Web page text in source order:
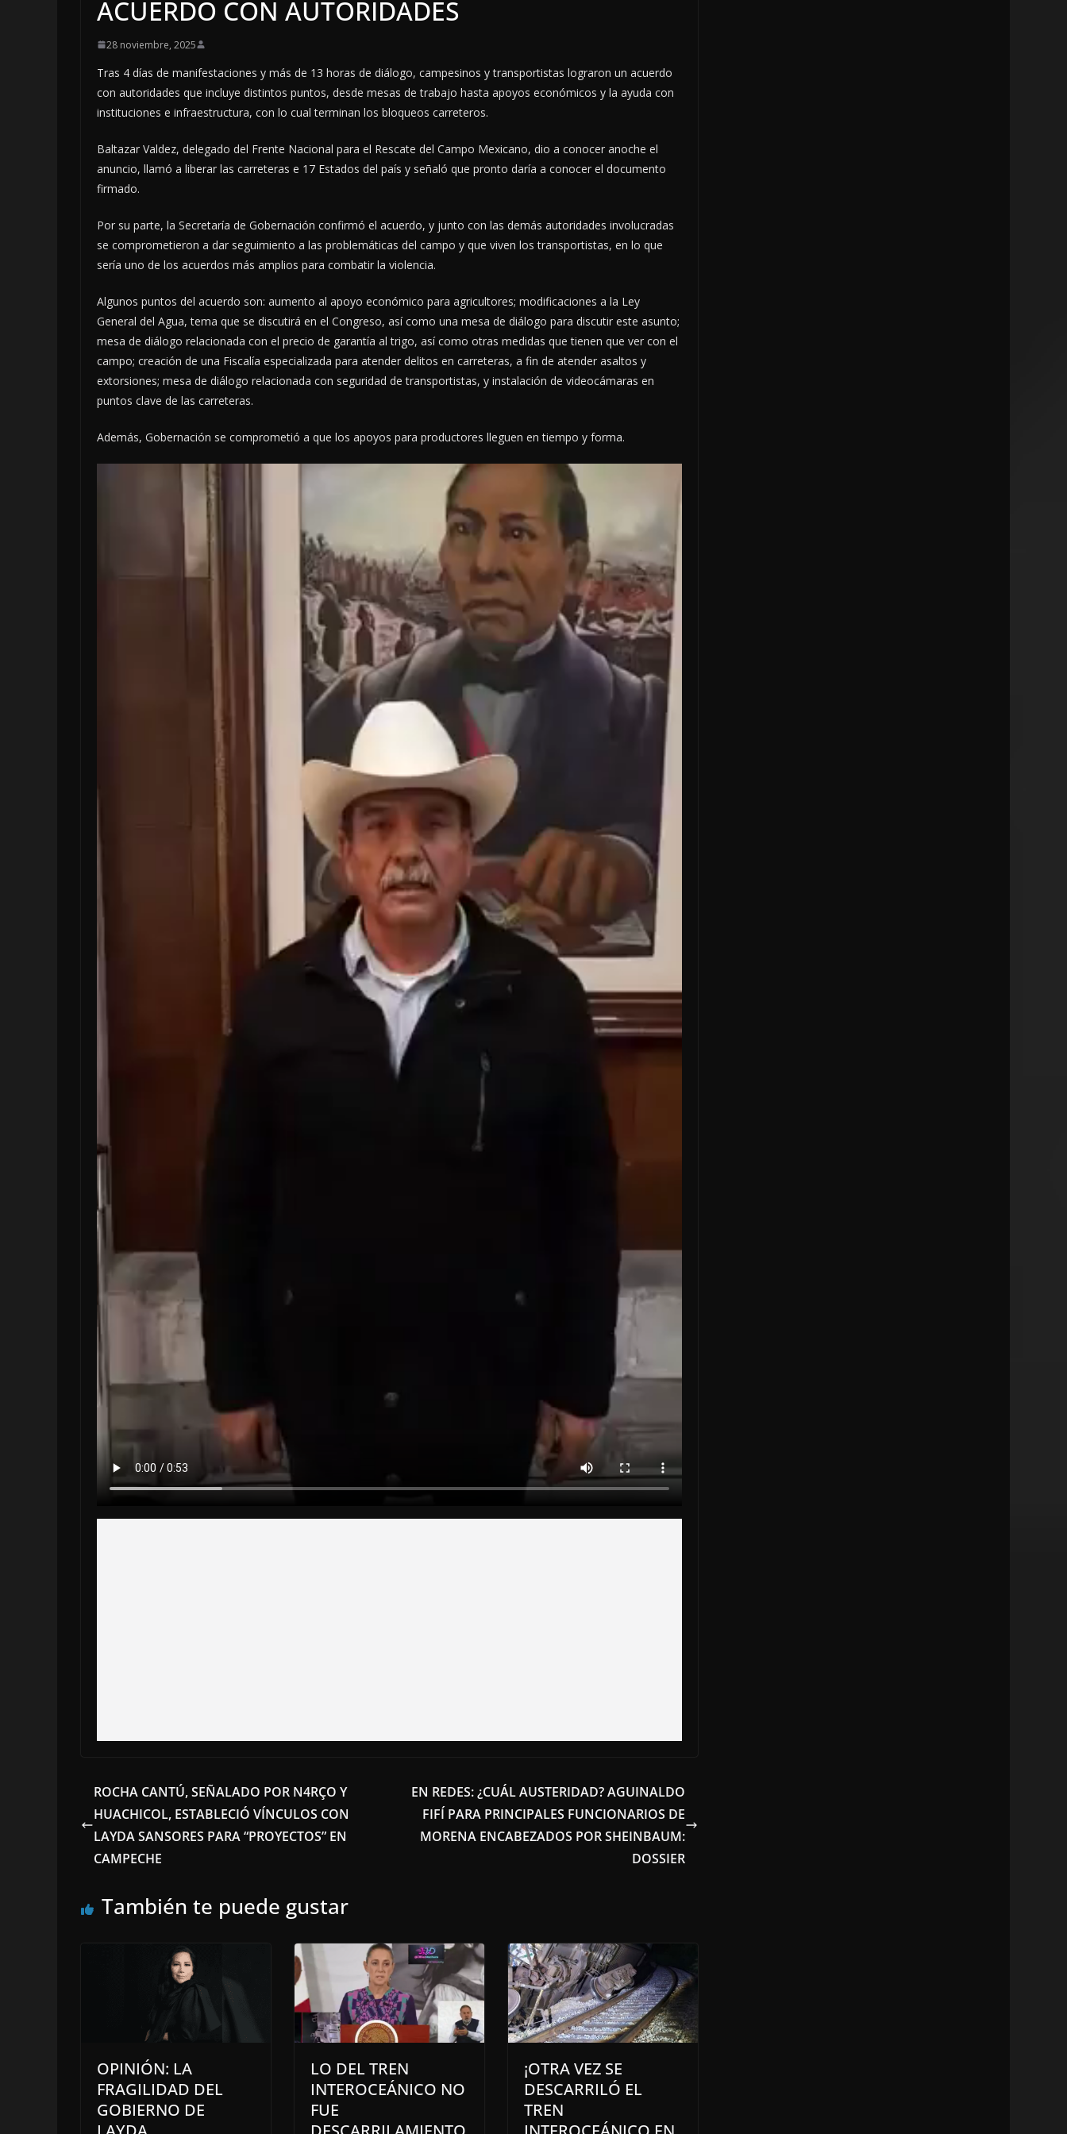
ACUERDO CON AUTORIDADES
28 noviembre, 2025
Tras 4 días de manifestaciones y más de 13 horas de diálogo, campesinos y transportistas lograron un acuerdo
con autoridades que incluye distintos puntos, desde mesas de trabajo hasta apoyos económicos y la ayuda con
instituciones e infraestructura, con lo cual terminan los bloqueos carreteros.
Baltazar Valdez, delegado del Frente Nacional para el Rescate del Campo Mexicano, dio a conocer anoche el
anuncio, llamó a liberar las carreteras e 17 Estados del país y señaló que pronto daría a conocer el documento
firmado.
Por su parte, la Secretaría de Gobernación confirmó el acuerdo, y junto con las demás autoridades involucradas
se comprometieron a dar seguimiento a las problemáticas del campo y que viven los transportistas, en lo que
sería uno de los acuerdos más amplios para combatir la violencia.
Algunos puntos del acuerdo son: aumento al apoyo económico para agricultores; modificaciones a la Ley
General del Agua, tema que se discutirá en el Congreso, así como una mesa de diálogo para discutir este asunto;
mesa de diálogo relacionada con el precio de garantía al trigo, así como otras medidas que tienen que ver con el
campo; creación de una Fiscalía especializada para atender delitos en carreteras, a fin de atender asaltos y
extorsiones; mesa de diálogo relacionada con seguridad de transportistas, y instalación de videocámaras en
puntos clave de las carreteras.
Además, Gobernación se comprometió a que los apoyos para productores lleguen en tiempo y forma.
ROCHA CANTÚ, SEÑALADO POR N4RÇO Y
HUACHICOL, ESTABLECIÓ VÍNCULOS CON
LAYDA SANSORES PARA “PROYECTOS” EN
CAMPECHE
EN REDES: ¿CUÁL AUSTERIDAD? AGUINALDO
FIFÍ PARA PRINCIPALES FUNCIONARIOS DE
MORENA ENCABEZADOS POR SHEINBAUM:
DOSSIER
También te puede gustar
OPINIÓN: LA
FRAGILIDAD DEL
GOBIERNO DE
LO DEL TREN
INTEROCEÁNICO NO
FUE
¡OTRA VEZ SE
DESCARRILÓ EL
TREN